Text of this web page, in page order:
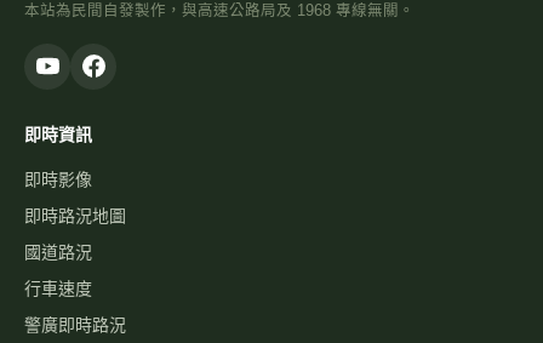
本站為民間自發製作，與高速公路局及 1968 專線無關。
即時資訊
即時影像
即時路況地圖
國道路況
行車速度
警廣即時路況